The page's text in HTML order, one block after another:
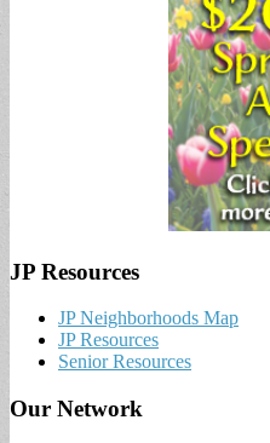
JP Resources
JP Neighborhoods Map
JP Resources
Senior Resources
Our Network